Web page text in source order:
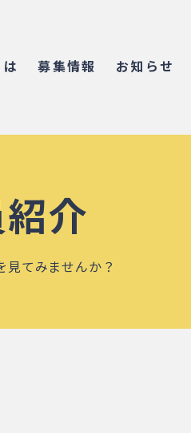
募集情報 お知らせ
介
見てみませんか？